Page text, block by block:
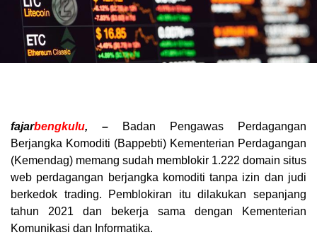
fajarbengkulu, – Badan Pengawas Perdagangan
Berjangka Komoditi (Bappebti) Kementerian Perdagangan
(Kemendag) memang sudah memblokir 1.222 domain situs
web perdagangan berjangka komoditi tanpa izin dan judi
berkedok trading. Pemblokiran itu dilakukan sepanjang
tahun 2021 dan bekerja sama dengan Kementerian
Komunikasi dan Informatika.